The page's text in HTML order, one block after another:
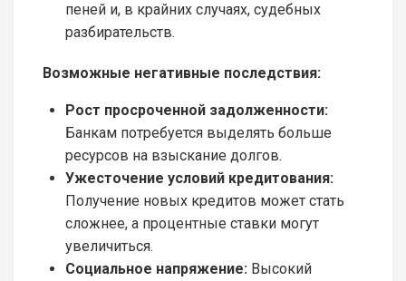
пеней и, в крайних случаях, судебных
разбирательств.
Возможные негативные последствия:
Рост просроченной задолженности:
Банкам потребуется выделять больше
ресурсов на взыскание долгов.
Ужесточение условий кредитования:
Получение новых кредитов может стать
сложнее, а процентные ставки могут
увеличиться.
Социальное напряжение: Высокий